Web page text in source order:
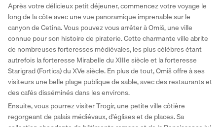
Après votre délicieux petit déjeuner, commencez votre voyage le
long de la côte avec une vue panoramique imprenable sur le
canyon de Cetina. Vous pouvez vous arrêter à Omiš, une ville
connue pour son histoire de piraterie. Cette charmante ville abrite
de nombreuses forteresses médiévales, les plus célèbres étant
autrefois la forteresse Mirabelle du XIIIe siècle et la forteresse
Starigrad (Fortica) du XVe siècle. En plus de tout, Omiš offre à ses
visiteurs une belle plage publique de sable, avec des restaurants et
des cafés disséminés dans les environs.
Ensuite, vous pourrez visiter Trogir, une petite ville côtière
regorgeant de palais médiévaux, d'églises et de places. Sa